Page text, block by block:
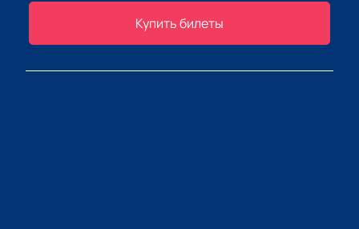
Купить билеты